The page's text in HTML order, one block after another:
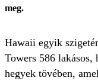
meg.
Hawaii egyik
Towers 586 lakásos,
hegyek tövében,